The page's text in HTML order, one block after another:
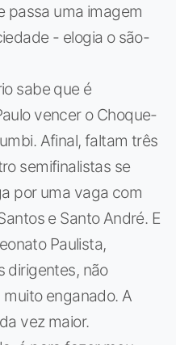
passa uma imagem
- elogia o são-
sabe que é
vencer o Choque-
Afinal, faltam três
semifinalistas se
por uma vaga com
e Santo André. E
Paulista,
dirigentes, não
enganado. A
vez maior.